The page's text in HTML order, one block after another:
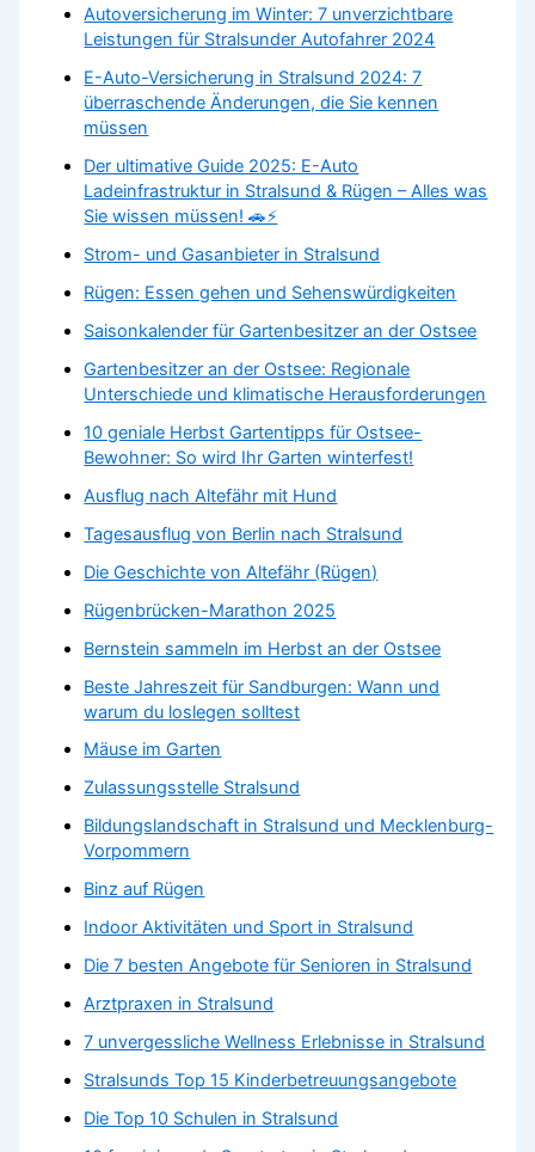
Autoversicherung im Winter: 7 unverzichtbare
Leistungen für Stralsunder Autofahrer 2024
E-Auto-Versicherung in Stralsund 2024: 7
überraschende Änderungen, die Sie kennen
müssen
Der ultimative Guide 2025: E-Auto
Ladeinfrastruktur in Stralsund & Rügen – Alles was
Sie wissen müssen! 🚗⚡
Strom- und Gasanbieter in Stralsund
Rügen: Essen gehen und Sehenswürdigkeiten
Saisonkalender für Gartenbesitzer an der Ostsee
Gartenbesitzer an der Ostsee: Regionale
Unterschiede und klimatische Herausforderungen
10 geniale Herbst Gartentipps für Ostsee-
Bewohner: So wird Ihr Garten winterfest!
Ausflug nach Altefähr mit Hund
Tagesausflug von Berlin nach Stralsund
Die Geschichte von Altefähr (Rügen)
Rügenbrücken-Marathon 2025
Bernstein sammeln im Herbst an der Ostsee
Beste Jahreszeit für Sandburgen: Wann und
warum du loslegen solltest
Mäuse im Garten
Zulassungsstelle Stralsund
Bildungslandschaft in Stralsund und Mecklenburg-
Vorpommern
Binz auf Rügen
Indoor Aktivitäten und Sport in Stralsund
Die 7 besten Angebote für Senioren in Stralsund
Arztpraxen in Stralsund
7 unvergessliche Wellness Erlebnisse in Stralsund
Stralsunds Top 15 Kinderbetreuungsangebote
Die Top 10 Schulen in Stralsund